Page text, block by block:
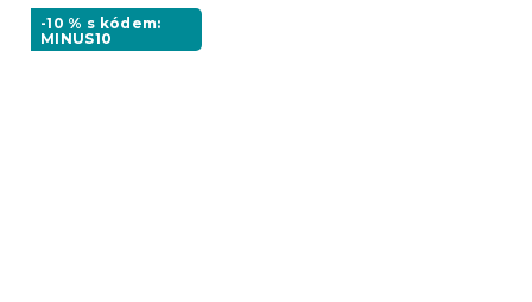
-10 % s kódem:
MINUS10